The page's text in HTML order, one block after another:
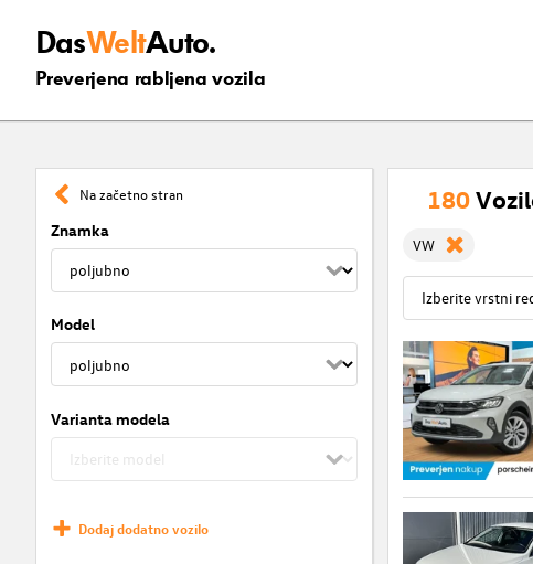
DasWeltAuto.
Preverjena rabljena vozila
Na začetno stran
Znamka
Model
Varianta modela
Dodaj dodatno vozilo
180
VW